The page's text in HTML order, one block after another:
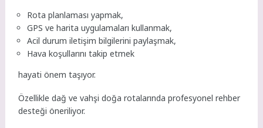
Rota planlaması yapmak,
GPS ve harita uygulamaları kullanmak,
Acil durum iletişim bilgilerini paylaşmak,
Hava koşullarını takip etmek
hayati önem taşıyor.
Özellikle dağ ve vahşi doğa rotalarında profesyonel rehber
desteği öneriliyor.